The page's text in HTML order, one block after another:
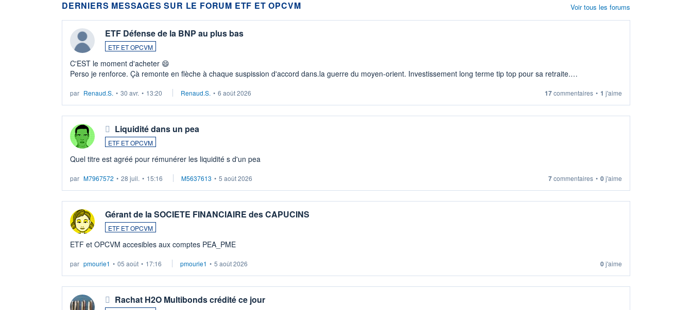
DERNIERS MESSAGES SUR LE FORUM ETF ET OPCVM
ETF Défense de la BNP au plus bas
ETF ET OPCVM
C'EST le moment d'acheter 😄​
Perso je renforce. Çà remonte en flèche à chaque suspission d'accord dans.la guerre du moyen-orient. Investissement long terme tip top pour sa retraite.
par Renaud.S. • 30 avr. • 13:20 Renaud.S. • 6 août 2026 17commentaires • 1 j'aime
Liquidité dans un pea
ETF ET OPCVM
Quel titre est agréé pour rémunérer les liquidité s d'un pea
par M7967572 • 28 juil. • 15:16 M5637613 • 5 août 2026 7commentaires • 0j'aime
Gérant de la SOCIETE FINANCIAIRE des CAPUCINS
ETF ET OPCVM
ETF et OPCVM accesibles aux comptes PEA_PME
par pmourie1 • 05 août • 17:16 pmourie1 • 5 août 2026 0j'aime
Rachat H2O Multibonds crédité ce jour
Voir tous les forums